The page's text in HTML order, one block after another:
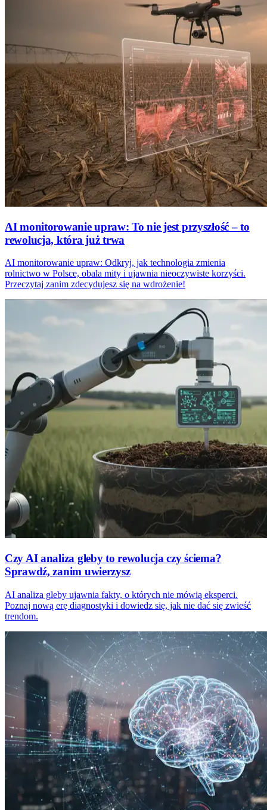
AI monitorowanie upraw: To nie jest przyszłość – to
rewolucja, która już trwa
AI monitorowanie upraw: Odkryj, jak technologia zmienia
rolnictwo w Polsce, obala mity i ujawnia nieoczywiste korzyści.
Przeczytaj zanim zdecydujesz się na wdrożenie!
Czy AI analiza gleby to rewolucja czy ściema?
Sprawdź, zanim uwierzysz
AI analiza gleby ujawnia fakty, o których nie mówią eksperci.
Poznaj nową erę diagnostyki i dowiedz się, jak nie dać się zwieść
trendom.